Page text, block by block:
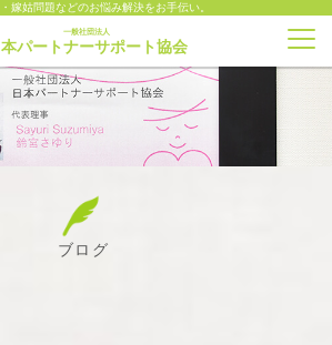
嫁姑問題などのお悩み解決をお手伝い。
一般社団法人
本パートナーサポート協会
ブログ